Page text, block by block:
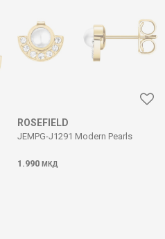
ROSEFIELD
JEMPG-J1291 Modern Pearls
1.990 МКД